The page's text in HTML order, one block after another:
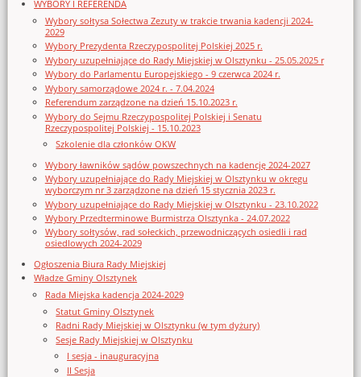
WYBORY I REFERENDA
Wybory sołtysa Sołectwa Zezuty w trakcie trwania kadencji 2024-
2029
Wybory Prezydenta Rzeczypospolitej Polskiej 2025 r.
Wybory uzupełniające do Rady Miejskiej w Olsztynku - 25.05.2025 r
Wybory do Parlamentu Europejskiego - 9 czerwca 2024 r.
Wybory samorządowe 2024 r. - 7.04.2024
Referendum zarządzone na dzień 15.10.2023 r.
Wybory do Sejmu Rzeczypospolitej Polskiej i Senatu
Rzeczypospolitej Polskiej - 15.10.2023
Szkolenie dla członków OKW
Wybory ławników sądów powszechnych na kadencję 2024-2027
Wybory uzupełniające do Rady Miejskiej w Olsztynku w okręgu
wyborczym nr 3 zarządzone na dzień 15 stycznia 2023 r.
Wybory uzupełniające do Rady Miejskiej w Olsztynku - 23.10.2022
Wybory Przedterminowe Burmistrza Olsztynka - 24.07.2022
Wybory sołtysów, rad sołeckich, przewodniczących osiedli i rad
osiedlowych 2024-2029
Ogłoszenia Biura Rady Miejskiej
Władze Gminy Olsztynek
Rada Miejska kadencja 2024-2029
Statut Gminy Olsztynek
Radni Rady Miejskiej w Olsztynku (w tym dyżury)
Sesje Rady Miejskiej w Olsztynku
I sesja - inauguracyjna
II Sesja